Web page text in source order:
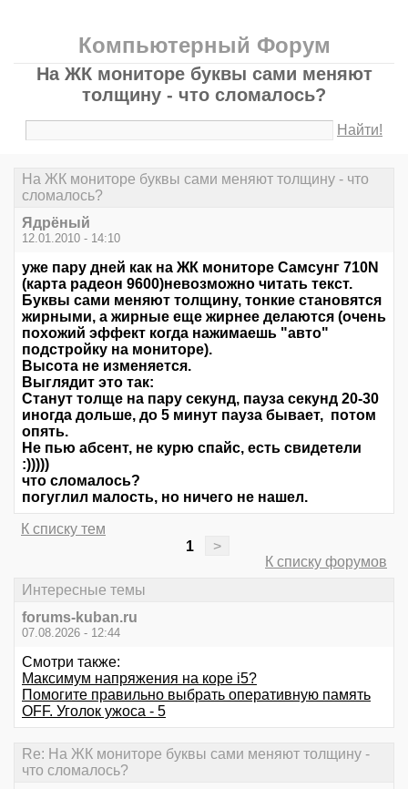
Компьютерный Форум
На ЖК мониторе буквы сами меняют
толщину - что сломалось?
Найти!
На ЖК мониторе буквы сами меняют толщину - что
сломалось?
Ядрёный
12.01.2010 - 14:10
уже пару дней как на ЖК мониторе Самсунг 710N
(карта радеон 9600)невозможно читать текст.
Буквы сами меняют толщину, тонкие становятся
жирными, а жирные еще жирнее делаются (очень
похожий эффект когда нажимаешь "авто"
подстройку на мониторе).
Высота не изменяется.
Выглядит это так:
Станут толще на пару секунд, пауза секунд 20-30
иногда дольше, до 5 минут пауза бывает, потом
опять.
Не пью абсент, не курю спайс, есть свидетели
:)))))
что сломалось?
погуглил малость, но ничего не нашел.
К списку тем
1
>
К списку форумов
Интересные темы
forums-kuban.ru
07.08.2026 - 12:44
Смотри также:
Максимум напряжения на коре i5?
Помогите правильно выбрать оперативную память
OFF. Уголок ужоса - 5
Re: На ЖК мониторе буквы сами меняют толщину -
что сломалось?